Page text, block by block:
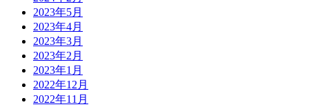
2023年5月
2023年4月
2023年3月
2023年2月
2023年1月
2022年12月
2022年11月